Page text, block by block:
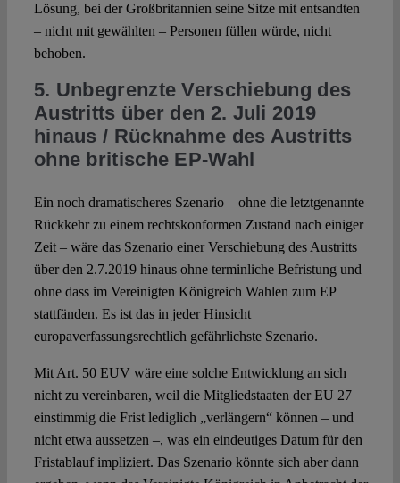
Lösung, bei der Großbritannien seine Sitze mit entsandten
– nicht mit gewählten – Personen füllen würde, nicht
behoben.
5. Unbegrenzte Verschiebung des
Austritts über den 2. Juli 2019
hinaus / Rücknahme des Austritts
ohne britische EP-Wahl
Ein noch dramatischeres Szenario – ohne die letztgenannte
Rückkehr zu einem rechtskonformen Zustand nach einiger
Zeit – wäre das Szenario einer Verschiebung des Austritts
über den 2.7.2019 hinaus ohne terminliche Befristung und
ohne dass im Vereinigten Königreich Wahlen zum EP
stattfänden. Es ist das in jeder Hinsicht
europaverfassungsrechtlich gefährlichste Szenario.
Mit Art. 50 EUV wäre eine solche Entwicklung an sich
nicht zu vereinbaren, weil die Mitgliedstaaten der EU 27
einstimmig die Frist lediglich „verlängern“ können – und
nicht etwa aussetzen –, was ein eindeutiges Datum für den
Fristablauf impliziert. Das Szenario könnte sich aber dann